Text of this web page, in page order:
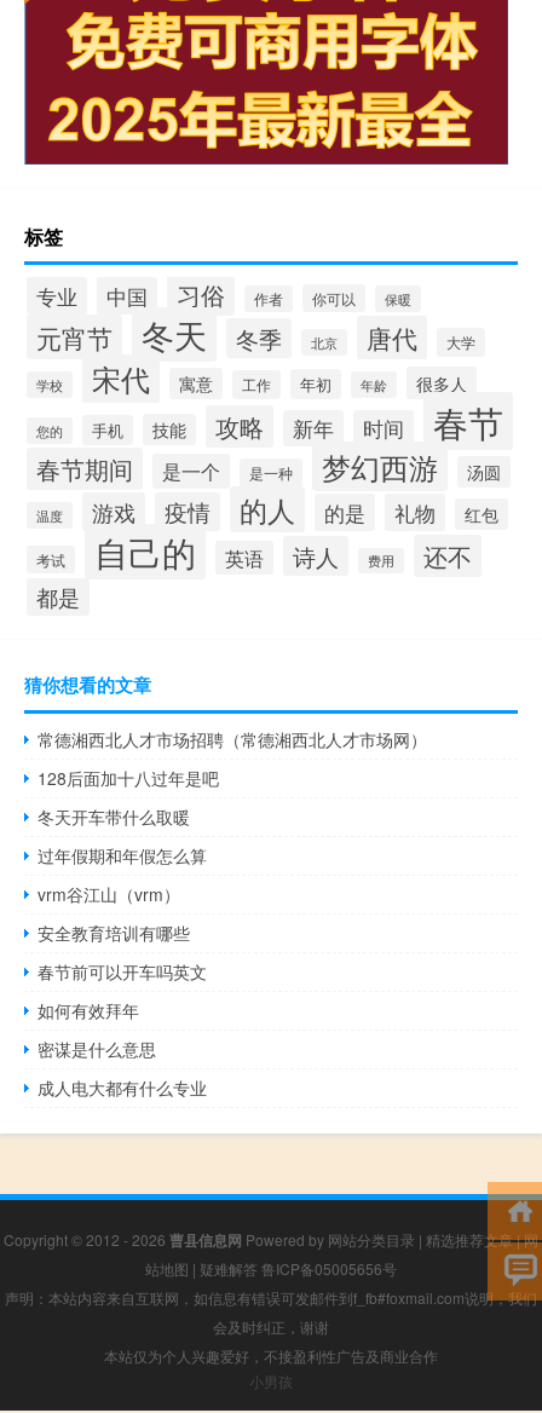
标签
专业 中国 习俗 作者 你可以 保暖
元宵节 冬天 冬季 北京 唐代 大学
学校 宋代 寓意 工作 年初 年龄 很多人
您的 手机 技能 攻略 新年 时间 春节
春节期间 是一个 是一种 梦幻西游 汤圆
温度 游戏 疫情 的人 的是 礼物 红包
考试 自己的 英语 诗人 费用 还不
都是
猜你想看的文章
常德湘西北人才市场招聘（常德湘西北人才市场网）
128后面加十八过年是吧
冬天开车带什么取暖
过年假期和年假怎么算
vrm谷江山（vrm）
安全教育培训有哪些
春节前可以开车吗英文
如何有效拜年
密谋是什么意思
成人电大都有什么专业
Copyright © 2012 - 2026 曹县信息网 Powered by 网站分类目录 | 精选推荐文章|网
站地图 | 疑难解答 鲁ICP备05005656号
声明：本站内容来自互联网，如信息有错误可发邮件到f_fb#foxmail.com说明，我们
会及时纠正，谢谢
本站仅为个人兴趣爱好，不接盈利性广告及商业合作
小男孩